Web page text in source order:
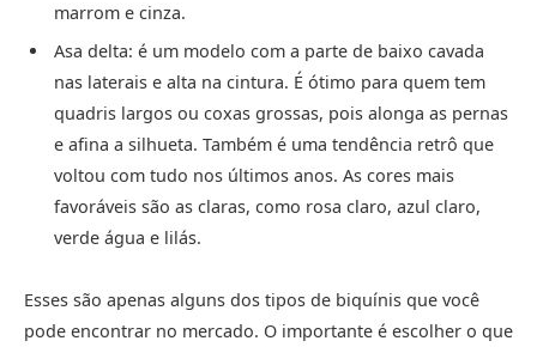
marrom e cinza.
Asa delta: é um modelo com a parte de baixo cavada
nas laterais e alta na cintura. É ótimo para quem tem
quadris largos ou coxas grossas, pois alonga as pernas
e afina a silhueta. Também é uma tendência retrô que
voltou com tudo nos últimos anos. As cores mais
favoráveis são as claras, como rosa claro, azul claro,
verde água e lilás.
Esses são apenas alguns dos tipos de biquínis que você
pode encontrar no mercado. O importante é escolher o que